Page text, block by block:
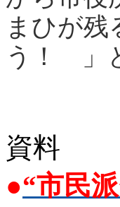
まひが残
う！ 」
資料
●“市民